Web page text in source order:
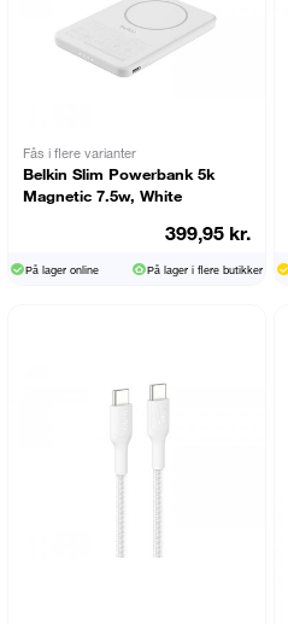
Fås i flere varianter
Belkin Slim Powerbank 5k
Magnetic 7.5w, White
399,95 kr.
På lager online På lager i flere butikker